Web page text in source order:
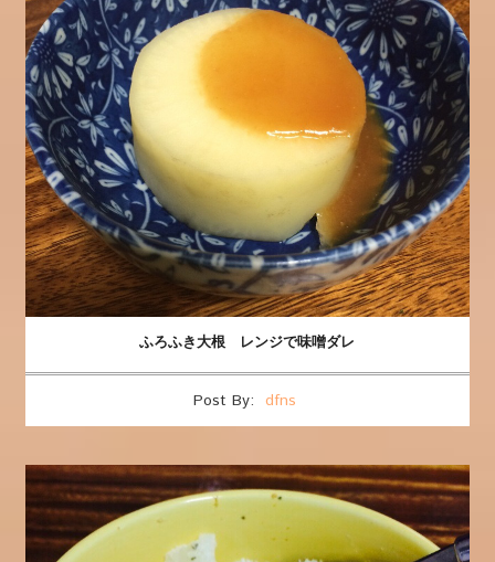
ふろふき大根 レンジで味噌ダレ
Post By: dfns